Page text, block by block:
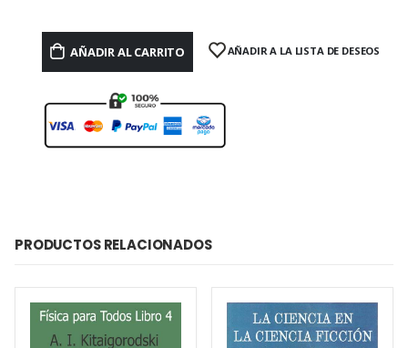
AÑADIR AL CARRITO AÑADIR A LA LISTA DE DESEOS
PRODUCTOS RELACIONADOS